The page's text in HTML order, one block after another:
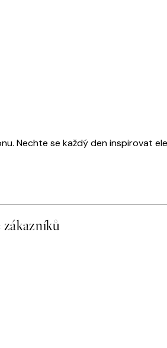
Nechte se každý den inspirovat
zákazníků